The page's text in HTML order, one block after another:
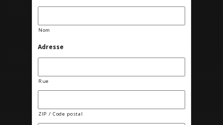
Nom
Adresse
Rue
ZIP / Code postal